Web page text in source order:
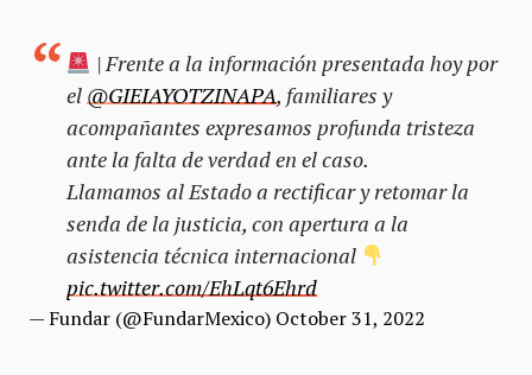
| Frente a la información presentada hoy por
el@GIEIAYOTZINAPA, familiares y
acompañantes expresamos profunda tristeza
ante la falta de verdad en el caso.
Llamamos al Estado a rectificar y retomar la
senda de la justicia, con apertura a la
asistencia técnica internacional
pic.twitter.com/EhLqt6Ehrd
— Fundar (@FundarMexico) October 31, 2022